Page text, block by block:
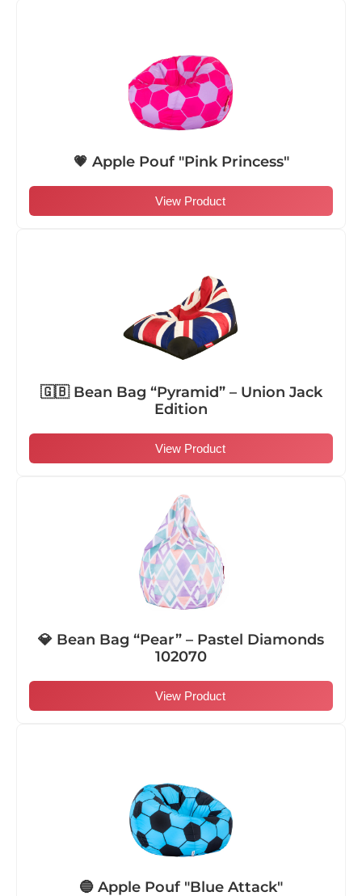
💗 Apple Pouf "Pink Princess"
View Product
🇬🇧 Bean Bag “Pyramid” – Union Jack
Edition
View Product
💎 Bean Bag “Pear” – Pastel Diamonds
102070
View Product
🔵 Apple Pouf "Blue Attack"